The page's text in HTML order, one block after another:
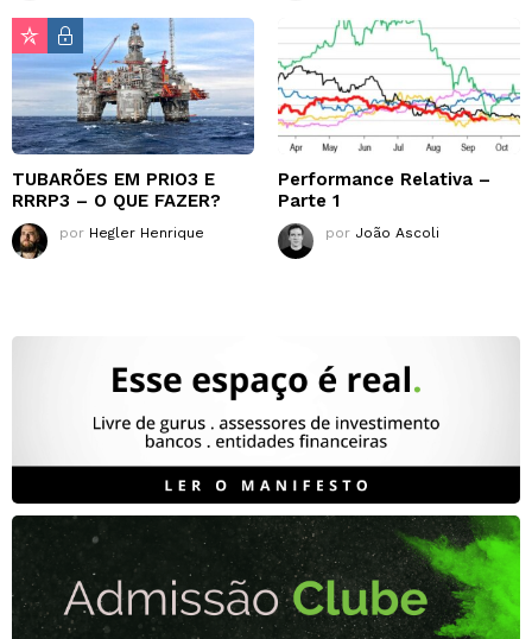
TUBARÕES EM PRIO3 E
RRRP3 – O QUE FAZER?
por Hegler Henrique
Performance Relativa –
Parte 1
por João Ascoli